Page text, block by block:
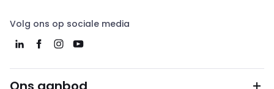
Volg ons op sociale media